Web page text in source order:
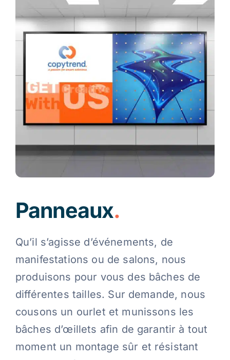
Panneaux.
Qu’il s’agisse d’événements, de
manifestations ou de salons, nous
produisons pour vous des bâches de
différentes tailles. Sur demande, nous
cousons un ourlet et munissons les
bâches d’œillets afin de garantir à tout
moment un montage sûr et résistant